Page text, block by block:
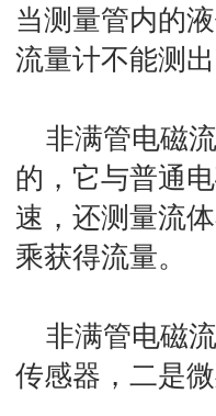
当测量管内的
流量计不能测
非满管电磁流
的，它与普通
速，还测量流
乘获得流量。
非满管电磁流
传感器，二是